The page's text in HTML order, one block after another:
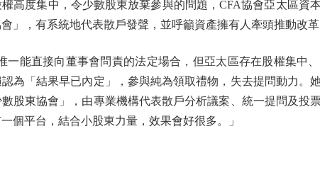
高度集中，令少數股東放棄參與的問題，CFA協會亞太區資
」，有系統地代表散戶發聲，並呼籲資產擁有人牽頭推動改革
直接向董事會問責的法定場合，但亞太區存在股權集中、
為「結果早已內定」，參與純為領取禮物，失去提問動力。
股東協會」，由專業機構代表散戶分析議案、統一提問及投
個平台，結合小股東力量，效果會好很多。」